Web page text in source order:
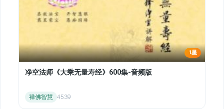
1星
净空法师《大乘无量寿经》600集-音频版
禅佛智慧 4539